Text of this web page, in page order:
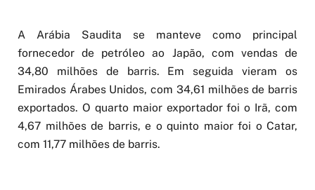
A Arábia Saudita se manteve como principal
fornecedor de petróleo ao Japão, com vendas de
34,80 milhões de barris. Em seguida vieram os
Emirados Árabes Unidos, com 34,61 milhões de barris
exportados. O quarto maior exportador foi o Irã, com
4,67 milhões de barris, e o quinto maior foi o Catar,
com 11,77 milhões de barris.